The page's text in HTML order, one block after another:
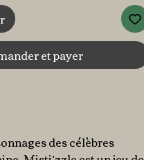
et payer
des célèbres